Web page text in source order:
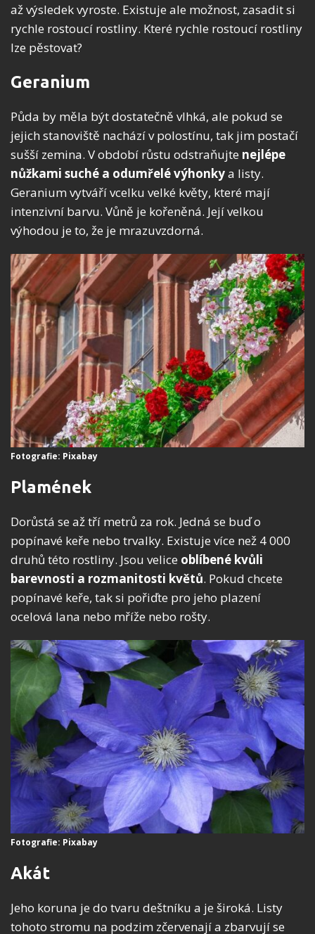
až výsledek vyroste. Existuje ale možnost, zasadit si
rychle rostoucí rostliny. Které rychle rostoucí rostliny
lze pěstovat?
Geranium
Půda by měla být dostatečně vlhká, ale pokud se
jejich stanoviště nachází v polostínu, tak jim postačí
sušší zemina. V období růstu odstraňujte nejlépe
nůžkami suché a odumřelé výhonkya listy.
Geranium vytváří vcelku velké květy, které mají
intenzivní barvu. Vůně je kořeněná. Její velkou
výhodou je to, že je mrazuvzdorná.
Fotografie: Pixabay
Plamének
Dorůstá se až tří metrů za rok. Jedná se buď o
popínavé keře nebo trvalky. Existuje více než 4 000
druhů této rostliny. Jsou velice oblíbené kvůli
barevnosti a rozmanitosti květů. Pokud chcete
popínavé keře, tak si pořiďte pro jeho plazení
ocelová lana nebo mříže nebo rošty.
Fotografie: Pixabay
Akát
Jeho koruna je do tvaru deštníku a je široká. Listy
tohoto stromu na podzim zčervenají a zbarvují se